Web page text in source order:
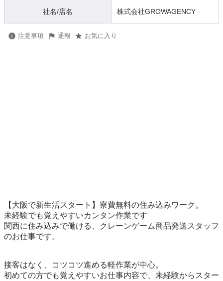
社名/店名 株式会社GROWAGENCY
注意事項 通報 お気に入り
【大阪で新生活スタート】寮費無料の住み込みワーク。
未経験でも覚えやすいカンタン作業です
関西に住み込みで働ける、クレーンゲーム商品発送スタッフ
のお仕事です。
接客はなく、コツコツ進める軽作業が中心。
初めての方でも覚えやすいお仕事内容で、未経験からスター